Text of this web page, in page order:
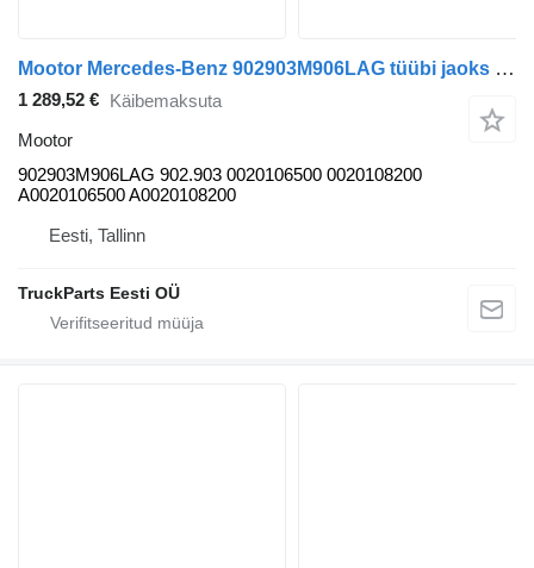
Mootor Mercedes-Benz 902903M906LAG tüübi jaoks sadulveoki Mercedes-Benz Econic (1998-2014)
1 289,52 € Käibemaksuta
Mootor
902903M906LAG 902.903 0020106500 0020108200
A0020106500 A0020108200
Eesti, Tallinn
TruckParts Eesti OÜ